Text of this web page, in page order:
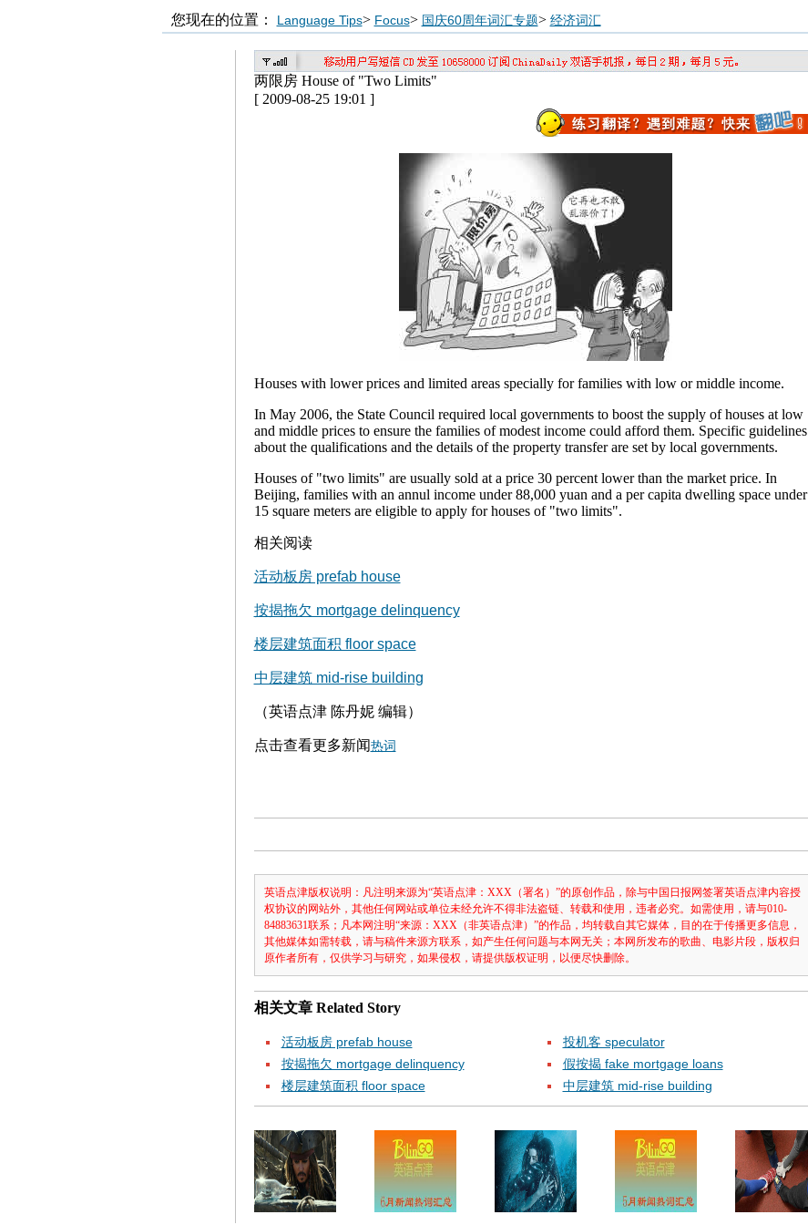
您现在的位置： Language Tips> Focus> 国庆60周年词汇专题> 经济词汇
两限房 House of "Two Limits"
[ 2009-08-25 19:01 ]
Houses with lower prices and limited areas specially for families with low or middle income.
In May 2006, the State Council required local governments to boost the supply of houses at low
and middle prices to ensure the families of modest income could afford them. Specific guidelines
about the qualifications and the details of the property transfer are set by local governments.
Houses of "two limits" are usually sold at a price 30 percent lower than the market price. In
Beijing, families with an annul income under 88,000 yuan and a per capita dwelling space under
15 square meters are eligible to apply for houses of "two limits".
相关阅读
活动板房 prefab house
按揭拖欠 mortgage delinquency
楼层建筑面积 floor space
中层建筑 mid-rise building
（英语点津 陈丹妮 编辑）
点击查看更多新闻热词
英语点津版权说明：凡注明来源为“英语点津：XXX（署名）”的原创作品，除与中国日报网签署英语点津内容授
权协议的网站外，其他任何网站或单位未经允许不得非法盗链、转载和使用，违者必究。如需使用，请与010-
84883631联系；凡本网注明“来源：XXX（非英语点津）”的作品，均转载自其它媒体，目的在于传播更多信息，
其他媒体如需转载，请与稿件来源方联系，如产生任何问题与本网无关；本网所发布的歌曲、电影片段，版权归
原作者所有，仅供学习与研究，如果侵权，请提供版权证明，以便尽快删除。
相关文章 Related Story
活动板房 prefab house
投机客 speculator
按揭拖欠 mortgage delinquency
假按揭 fake mortgage loans
楼层建筑面积 floor space
中层建筑 mid-rise building